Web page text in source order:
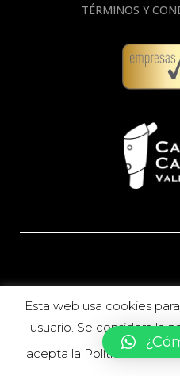
TÉRMINOS Y
2017 © Desarrollado
Esta web usa cookies
usuario. Se considera la
acepta la Política de